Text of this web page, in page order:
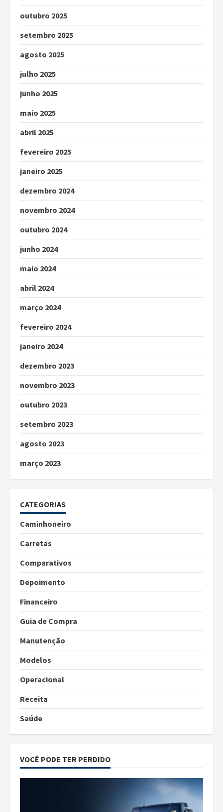
outubro 2025
setembro 2025
agosto 2025
julho 2025
junho 2025
maio 2025
abril 2025
fevereiro 2025
janeiro 2025
dezembro 2024
novembro 2024
outubro 2024
junho 2024
maio 2024
abril 2024
março 2024
fevereiro 2024
janeiro 2024
dezembro 2023
novembro 2023
outubro 2023
setembro 2023
agosto 2023
março 2023
CATEGORIAS
Caminhoneiro
Carretas
Comparativos
Depoimento
Financeiro
Guia de Compra
Manutenção
Modelos
Operacional
Receita
Saúde
VOCÊ PODE TER PERDIDO